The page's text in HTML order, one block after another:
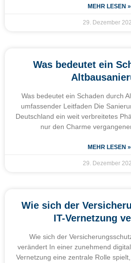
MEHR LESEN »
29. Dezember
Was bedeutet ein
Was bedeutet ein Schaden durch
umfassender Leitfaden Die
Deutschland ein weit verbreitetes
nur den Charme
MEHR LESEN »
29. Dezember
Wie sich der
IT-Vernetzung
Wie sich der
verändert In einer zunehmend
Vernetzung eine zentrale Rolle